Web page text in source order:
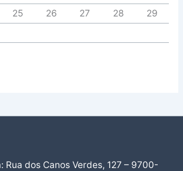
25 26 27 28
29
Rua dos Canos Verdes, 127 – 9700-